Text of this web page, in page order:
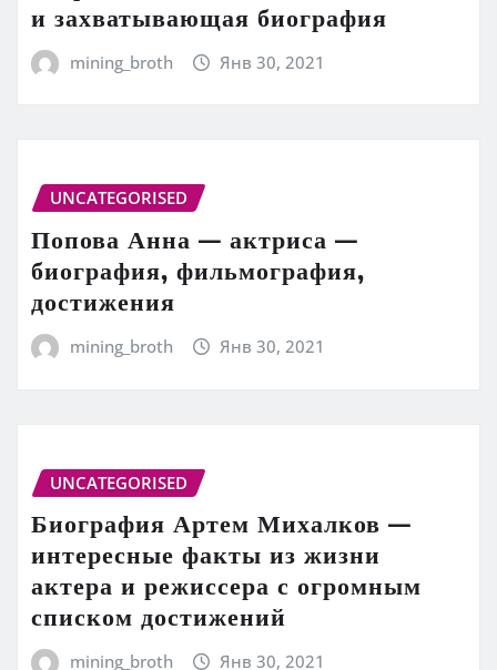
и захватывающая биография
mining_broth Янв 30, 2021
UNCATEGORISED
Попова Анна — актриса —
биография, фильмография,
достижения
mining_broth Янв 30, 2021
UNCATEGORISED
Биография Артем Михалков —
интересные факты из жизни
актера и режиссера с огромным
списком достижений
mining_broth Янв 30, 2021